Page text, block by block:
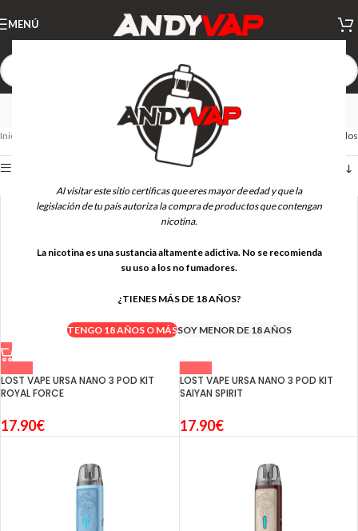
Al visitar este sitio certificas que eres mayor de edad y que la
legislación de tu país autoriza la compra de productos que contengan
nicotina.
La nicotina es una sustancia altamente adictiva. No se recomienda
su uso a los no fumadores.
¿TIENES MÁS DE 18 AÑOS?
TENGO 18 AÑOS O MÁSSOY MENOR DE 18 AÑOS
MENÚ
LOST VAPE - Pods
Inicio Mostrando los 14 resultados
LOST VAPE URSA NANO 3 POD KIT
ROYAL FORCE
17.90€
LOST VAPE URSA NANO 3 POD KIT
SAIYAN SPIRIT
17.90€